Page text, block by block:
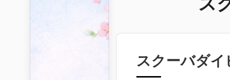
スクーバダイ